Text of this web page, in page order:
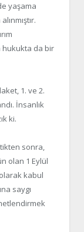
yaşama
hukukta da bir
1. ve 2.
İnsanlık
ki.
sonra,
olan 1 Eylül
kabul
saygı